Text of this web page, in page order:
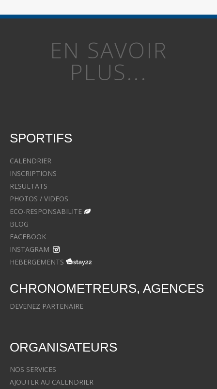
EN SAVOIR
PLUS...
SPORTIFS
CALENDRIER
INSCRIPTIONS
RESULTATS
PHOTOS / VIDEOS
ECO-RESPONSABILITE
BLOG
FACEBOOK
INSTAGRAM
HEBERGEMENTS
CHRONOMETREURS, AGENCES
DEVENEZ PARTENAIRE
ORGANISATEURS
NOS SERVICES
AJOUTER AU CALENDRIER